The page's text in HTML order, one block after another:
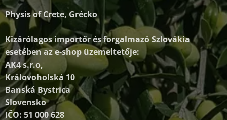
Physis of Crete, Grécko
Kizárólagos importőr és forgalmazóSzlovákia
esetében az e-shop üzemeltetője:
AK4 s.r.o,
Královoholská 10
Banská Bystrica
Slovensko
IČO: 51 000 628